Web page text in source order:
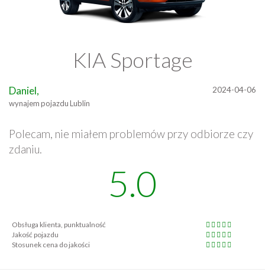
KIA Sportage
2024-04-06
Daniel,
wynajem pojazdu Lublin
Polecam, nie miałem problemów przy odbiorze czy
zdaniu.
5.0
Obsługa klienta, punktualność
Jakość pojazdu
Stosunek cena do jakości